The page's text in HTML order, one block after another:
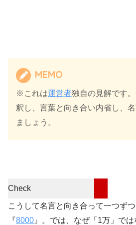
MEMO
※これは運営者独自の見解です
釈し、言葉と向き合い内省し、
ましょう。
Check
こうして名言と向き合って一つず
『8000 』。では、なぜ「1万」で